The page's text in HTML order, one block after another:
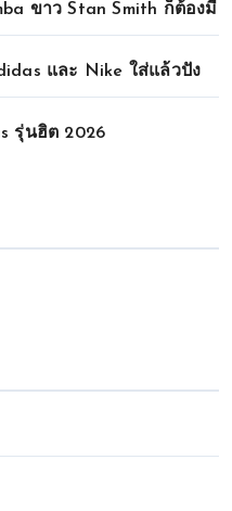
ขาว Stan Smith ก็ต้องมี
และ Nike ใส่แล้วปัง
รุ่นฮิต 2026